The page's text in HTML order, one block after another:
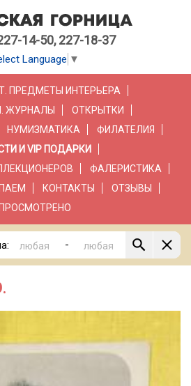
14-50, 227-18-37
Language ▼
ПРЕДМЕТЫ ИНТЕРЬЕРА
ЖУРНАЛЫ
ОТКРЫТКИ
НУМИЗМАТИКА
ФИЛАТЕЛИЯ
И VIP ПОДАРКИ
ФАЛЕРИСТИКА
КОНТАКТЫ
ОТЗЫВЫ
ПРОСМОТРЕНО
-